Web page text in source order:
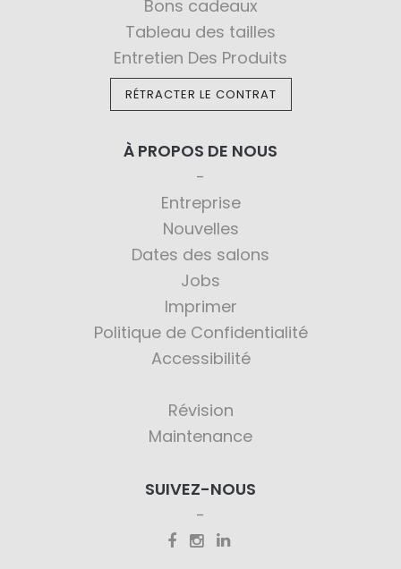
Bons cadeaux
Tableau des tailles
Entretien Des Produits
RÉTRACTER LE CONTRAT
À PROPOS DE NOUS
Entreprise
Nouvelles
Dates des salons
Jobs
Imprimer
Politique de Confidentialité
Accessibilité
Révision
Maintenance
SUIVEZ-NOUS